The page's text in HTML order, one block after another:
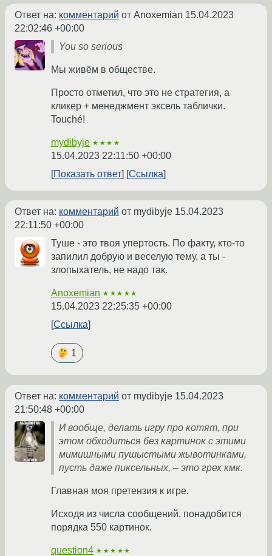
Ответ на: комментарий от Anoxemian 15.04.2023
22:02:46 +00:00
You so serious
Мы живём в обществе.
Просто отметил, что это не стратегия, а
кликер + менеджмент эксель таблички.
Touché!
mydibyje ★★★★
15.04.2023 22:11:50 +00:00
Показать ответ
Ссылка
Ответ на: комментарий от mydibyje 15.04.2023
22:11:50 +00:00
Туше - это твоя упертость. По факту, кто-то
запилил добрую и веселую тему, а ты -
злопыхатель, не надо так.
Anoxemian ★★★★★
15.04.2023 22:25:35 +00:00
Ссылка
1
Ответ на: комментарий от mydibyje 15.04.2023
21:50:48 +00:00
И вообще, делать игру про котят, при
этом обходиться без картинок с этими
мимишными пушыстыми жывотинками,
пусть даже пиксельных, – это грех кмк.
Главная моя претензия к игре.
Исходя из числа сообщений, понадобится
порядка 550 картинок.
question4 ★★★★★